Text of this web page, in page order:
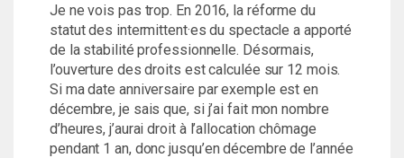
Je ne vois pas trop. En 2016, la réforme du
statut des intermittent·es du spectacle a apporté
de la stabilité professionnelle. Désormais,
l’ouverture des droits est calculée sur 12 mois.
Si ma date anniversaire par exemple est en
décembre, je sais que, si j’ai fait mon nombre
d’heures, j’aurai droit à l’allocation chômage
pendant 1 an, donc jusqu’en décembre de l’année